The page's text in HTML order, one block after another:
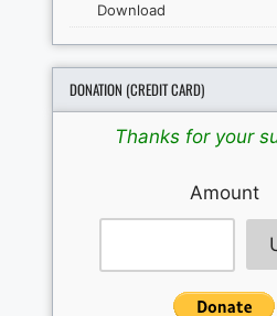
Download
DONATION (CREDIT CARD)
Thanks for your
Amount